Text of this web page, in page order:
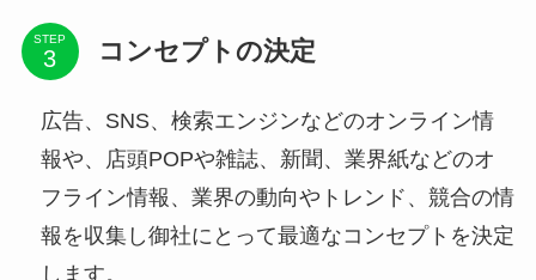
STEP コンセプトの決定
広告、SNS、検索エンジンなどのオンライン情
報や、店頭POPや雑誌、新聞、業界紙などのオ
フライン情報、業界の動向やトレンド、競合の情
報を収集し御社にとって最適なコンセプトを決定
します。